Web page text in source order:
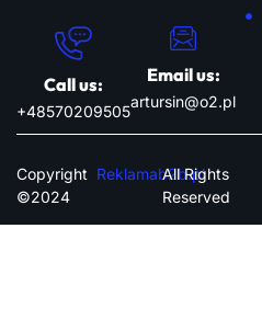
Call us:
+48570209505
Email us:
artursin@o2.pl
Copyright
©2024
Reklamab2b.pl
All Rights
Reserved